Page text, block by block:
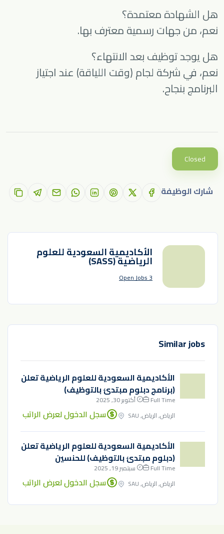
هل الشهادة معتمدة؟
نعم، من جهات رسمية معترف بها.
هل يوجد توظيف بعد الانتهاء؟
نعم، في شركة لجام (وقت اللياقة) عند اجتياز
البرنامج بنجاح.
Closed
شارك الوظيفة
الأكاديمية السعودية للعلوم
الرياضية (SASS)
3 Open Jobs
Similar jobs
الأكاديمية السعودية للعلوم الرياضية تعلن
(برنامج دبلوم مبتدئ بالتوظيف)
Full Time
أكتوبر 30, 2025
الرياض, الرياض, SAU
سجل الدخول لعرض الراتب
الأكاديمية السعودية للعلوم الرياضية تعلن
(دبلوم مبتدئ بالتوظيف) للحنسين
Full Time
سبتمبر 19, 2025
الرياض, الرياض, SAU
سجل الدخول لعرض الراتب